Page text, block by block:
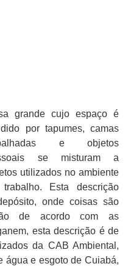
grande cujo espaço é
por tapumes, camas
e objetos
se misturam a
utilizados no ambiente
Esta descrição
onde coisas são
de acordo com as
esta descrição é de
da CAB Ambiental,
água e esgoto de Cuiabá,